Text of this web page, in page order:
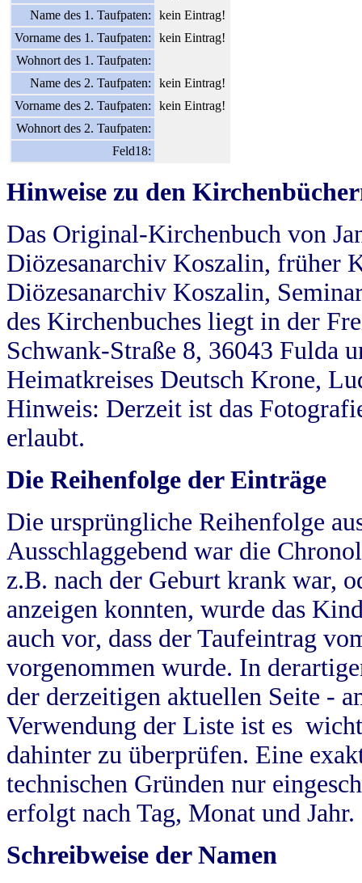
Name des 1. Taufpaten:
kein Eintrag!
Vorname des 1. Taufpaten:
kein Eintrag!
Wohnort des 1. Taufpaten:
Name des 2. Taufpaten:
kein Eintrag!
Vorname des 2. Taufpaten:
kein Eintrag!
Wohnort des 2. Taufpaten:
Feld18:
Hinweise zu den
Das Original-Kirchenbuch von
Diözesanarchiv Koszalin, früher
Diözesanarchiv Koszalin,
des Kirchenbuches liegt in der
Schwank-Straße 8, 36043 Fulda
Heimatkreises Deutsch Krone,
Hinweis: Derzeit ist das
erlaubt.
Die Reihenfolge der Einträge
Die ursprüngliche Reihenfolge
Ausschlaggebend war die
z.B. nach der Geburt krank war,
anzeigen konnten, wurde das
auch vor, dass der Taufeintrag
vorgenommen wurde. In
der derzeitigen aktuellen Seite -
Verwendung der Liste ist es
dahinter zu überprüfen. Eine
technischen Gründen nur
erfolgt nach Tag, Monat und Jahr.
Schreibweise der Namen